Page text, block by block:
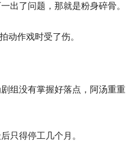
出了问题，那就是粉身碎骨。
动作戏时受了伤。
组没有掌握好落点，阿汤重重
只得停工几个月。